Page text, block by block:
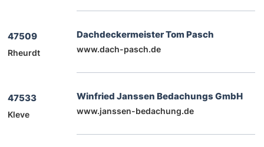
47509
Rheurdt
Dachdeckermeister Tom Pasch
www.dach-pasch.de
47533
Kleve
Winfried Janssen Bedachungs GmbH
www.janssen-bedachung.de